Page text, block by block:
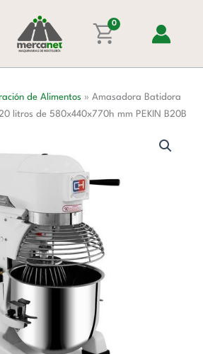
0
de Alimentos » Amasadora Batidora
litros de 580x440x770h mm PEKIN B20B